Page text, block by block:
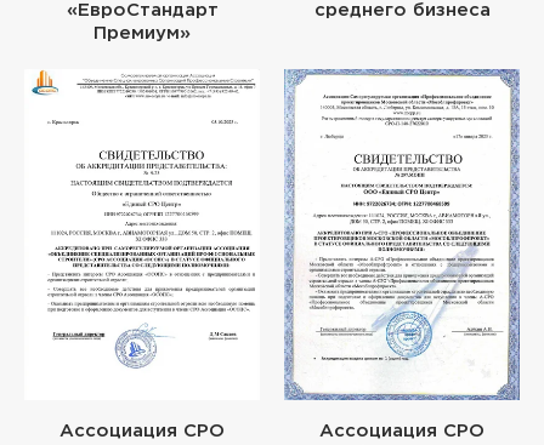
«ЕвроСтандарт
Премиум»
среднего бизнеса
Ассоциация СРО
Ассоциация СРО